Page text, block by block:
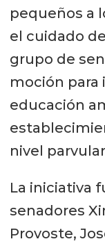
pequeños a
el cuidado
grupo de
moción para
educación
nivel
La iniciativa
senadores
Provoste,